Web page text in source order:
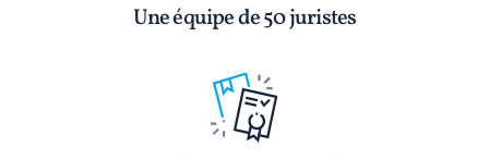
Une équipe de 50 juristes